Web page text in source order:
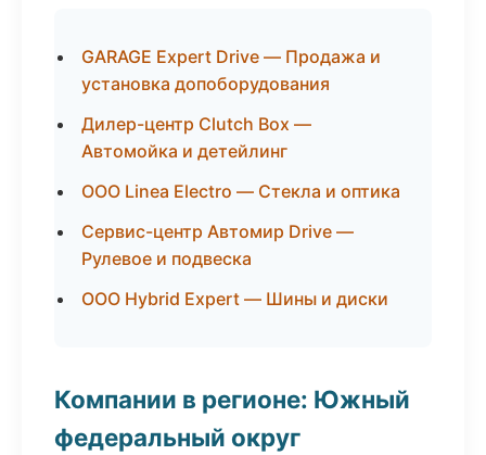
GARAGE Expert Drive — Продажа и
установка допоборудования
Дилер-центр Clutch Box —
Автомойка и детейлинг
ООО Linea Electro — Стекла и оптика
Сервис-центр Автомир Drive —
Рулевое и подвеска
ООО Hybrid Expert — Шины и диски
Компании в регионе: Южный
федеральный округ